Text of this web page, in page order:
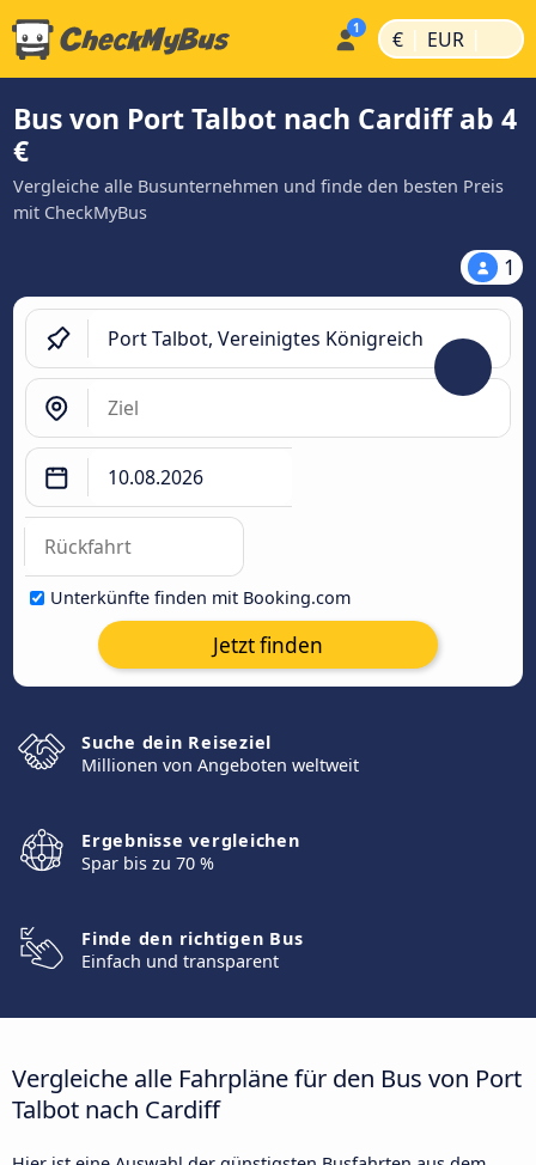
€ | EUR |
Bus von Port Talbot nach Cardiff ab 4
€
Vergleiche alle Busunternehmen und finde den besten Preis
mit CheckMyBus
1
Unterkünfte finden mit Booking.com
Jetzt finden
Suche dein Reiseziel
Millionen von Angeboten weltweit
Ergebnisse vergleichen
Spar bis zu 70 %
Finde den richtigen Bus
Einfach und transparent
Vergleiche alle Fahrpläne für den Bus von Port
Talbot nach Cardiff